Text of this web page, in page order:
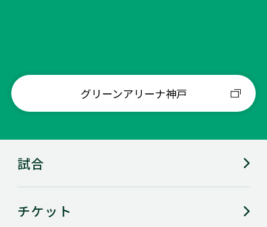
グリーンアリーナ神戸
試合
チケット